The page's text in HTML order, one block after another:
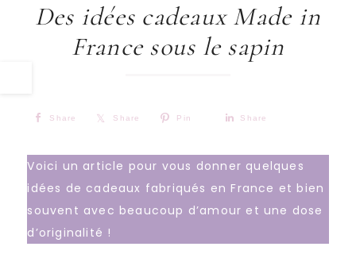
Des idées cadeaux Made in
France sous le sapin
Share Share Pin Share
Voici un article pour vous donner quelques
idées de cadeaux fabriqués en France et bien
souvent avec beaucoup d’amour et une dose
d’originalité !